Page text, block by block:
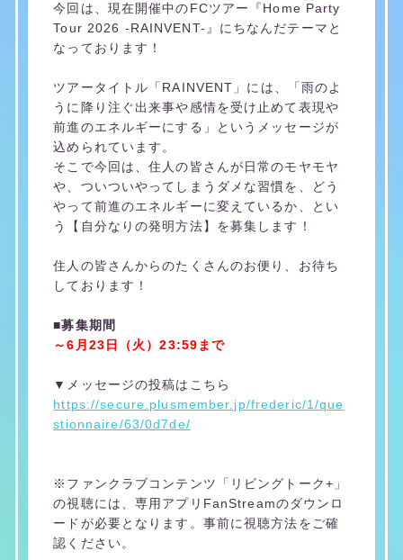
今回は、現在開催中のFCツアー『Home Party
Tour 2026 -RAINVENT-』にちなんだテーマと
なっております！
ツアータイトル「RAINVENT」には、「雨のよ
うに降り注ぐ出来事や感情を受け止めて表現や
前進のエネルギーにする」というメッセージが
込められています。
そこで今回は、住人の皆さんが日常のモヤモヤ
や、ついついやってしまうダメな習慣を、どう
やって前進のエネルギーに変えているか、とい
う【自分なりの発明方法】を募集します！
住人の皆さんからのたくさんのお便り、お待ち
しております！
■募集期間
～6月23日（火）23:59まで
▼メッセージの投稿はこちら
https://secure.plusmember.jp/frederic/1/que
stionnaire/63/0d7de/
※ファンクラブコンテンツ「リビングトーク+」
の視聴には、専用アプリFanStreamのダウンロ
ードが必要となります。事前に視聴方法をご確
認ください。